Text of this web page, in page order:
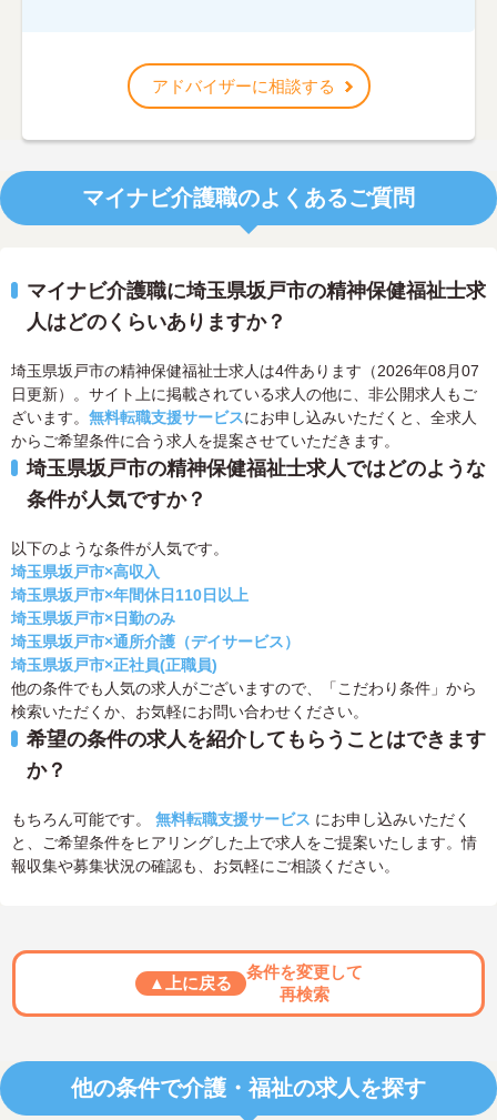
アドバイザーに相談する
マイナビ介護職のよくあるご質問
マイナビ介護職に埼玉県坂戸市の精神保健福祉士求
人はどのくらいありますか？
埼玉県坂戸市の精神保健福祉士求人は4件あります（2026年08月07
日更新）。サイト上に掲載されている求人の他に、非公開求人もご
ざいます。 無料転職支援サービスにお申し込みいただくと、全求人
からご希望条件に合う求人を提案させていただきます。
埼玉県坂戸市の精神保健福祉士求人ではどのような
条件が人気ですか？
以下のような条件が人気です。
埼玉県坂戸市×高収入
埼玉県坂戸市×年間休日110日以上
埼玉県坂戸市×日勤のみ
埼玉県坂戸市×通所介護（デイサービス）
埼玉県坂戸市×正社員(正職員)
他の条件でも人気の求人がございますので、「こだわり条件」から
検索いただくか、お気軽にお問い合わせください。
希望の条件の求人を紹介してもらうことはできます
か？
もちろん可能です。 無料転職支援サービス にお申し込みいただく
と、ご希望条件をヒアリングした上で求人をご提案いたします。情
報収集や募集状況の確認も、お気軽にご相談ください。
▲上に戻る
条件を変更して
再検索
他の条件で介護・福祉の求人を探す